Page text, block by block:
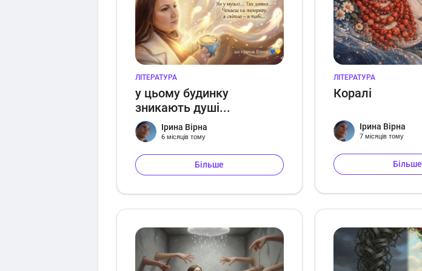
ЛІТЕРАТУРА
у цьому будинку
зникають душі...
Ірина Вірна
6 місяців тому
Більше
ЛІТЕРАТУРА
Коралі
Ірина Вірна
7 місяців тому
Більше